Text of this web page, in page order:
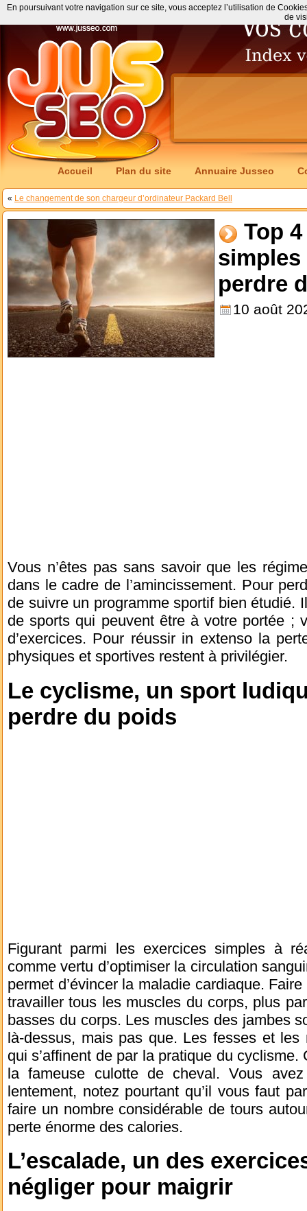
Accueil Plan du site Annuaire Jusseo
« Le changement de son chargeur d’ordinateur Packard Bell
Top
perdre
10 août
Vous n’êtes pas sans savoir que les
dans le cadre de l’amincissement. Pour
de suivre un programme sportif bien étudié.
de sports qui peuvent être à votre portée ;
d’exercices. Pour réussir in extenso la
physiques et sportives restent à privilégier.
Le cyclisme, un sport
perdre du poids
Figurant parmi les exercices simples à
comme vertu d’optimiser la circulation
permet d’évincer la maladie cardiaque.
travailler tous les muscles du corps, plus
basses du corps. Les muscles des jambes
là-dessus, mais pas que. Les fesses et
qui s’affinent de par la pratique du cyclisme.
la fameuse culotte de cheval. Vous
lentement, notez pourtant qu’il vous faut
faire un nombre considérable de tours
perte énorme des calories.
L’escalade, un des
négliger pour maigrir
En poursuivant votre navigation sur ce site, vous acceptez l’utilisation de
de